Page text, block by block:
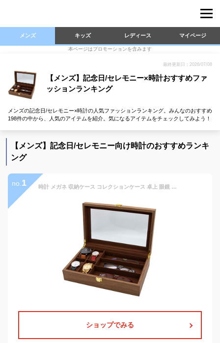
メンズ キッズ レディース マイページ
本ページはプロモーションを含みます
最終更新日：2026/07/08
【メンズ】記念日/セレモニー×時計おすすめファ
ッションランキング
メンズの記念日/セレモニー×時計の人気ファッションランキング。みんなのおすすめ
198件の中から、人気のアイテムを紹介。気になるアイテムをチェックしてみよう！
【メンズ】記念日/セレモニー向け時計のおすすめランキ
ング
no. 1 時計 メガネ 収納ケース コレクションケース 卓上 眼鏡 腕時計 収納ケース 木製
ショップでみる